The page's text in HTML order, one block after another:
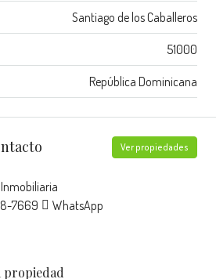
Santiago de los Caballeros
51000
República Dominicana
Ver propiedades
7669
WhatsApp
propiedad